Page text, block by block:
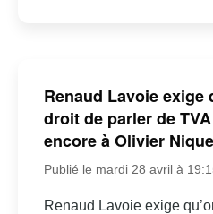
Renaud Lavoie exige
droit de parler de
encore à Olivier
Publié le mardi 28 avril à
Renaud Lavoie exige